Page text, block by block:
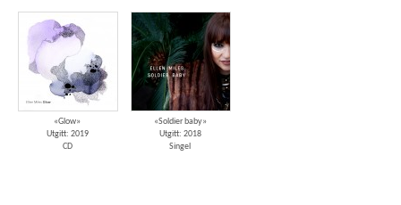
«Glow»
Utgitt: 2019
CD
«Soldier baby»
Utgitt: 2018
Singel